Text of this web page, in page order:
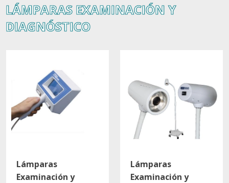
Ventajas
LÁMPARAS EXAMINACIÓN Y
DIAGNÓSTICO
Lámparas
Examinación y
Lámparas
Examinación y